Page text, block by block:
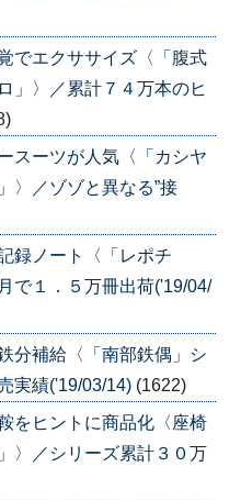
でエクササイズ〈「腹式
〉／累計７４万本のヒ
スーツが人気〈「カシヤ
〉／ゾゾと異なる”接
録ノート〈「レポチ
で１．５万冊出荷('19/04/
分補給〈「南部鉄偶」シ
実績('19/03/14) (1622)
をヒントに商品化〈座椅
〉／シリーズ累計３０万